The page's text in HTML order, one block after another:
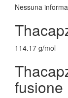
Nessuna
114.17 g/mol
fusione